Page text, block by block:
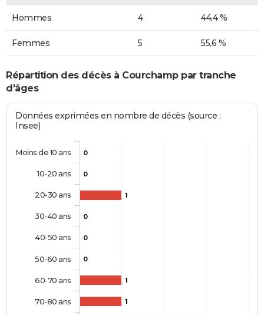
Hommes 4 44,4 %
Femmes 5 55,6 %
Répartition des décès à Courchamp par tranche
d'âges
Données exprimées en nombre de décès (source :
Insee)
0
0
1
0
0
0
1
1
Moins de 10 ans
10-20 ans
20-30 ans
30-40 ans
40-50 ans
50-60 ans
60-70 ans
70-80 ans